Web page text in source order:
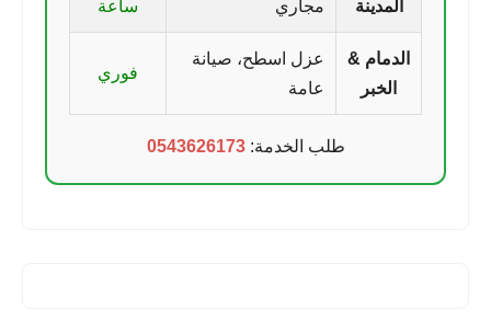
المدينة
مجاري
ساعة
الدمام &
الخبر
عزل اسطح، صيانة
عامة
فوري
طلب الخدمة:0543626173